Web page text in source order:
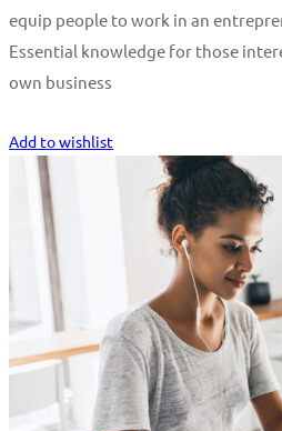
equip people to work in an
Essential knowledge for those
own business
Add to wishlist